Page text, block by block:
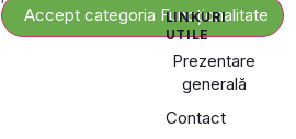
Accept categoria Funcționalitate
LINKURI
UTILE
Prezentare
generală
Contact